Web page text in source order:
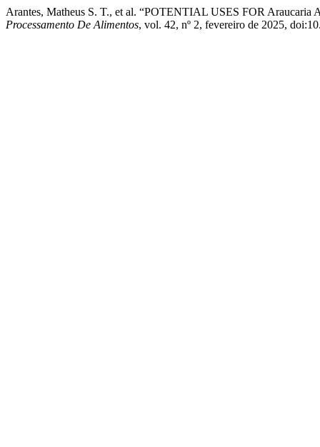
Arantes, Matheus S. T., et al. “POTENTIAL USES FOR
Processamento De Alimentos, vol. 42, nº 2, fevereiro de 2025,